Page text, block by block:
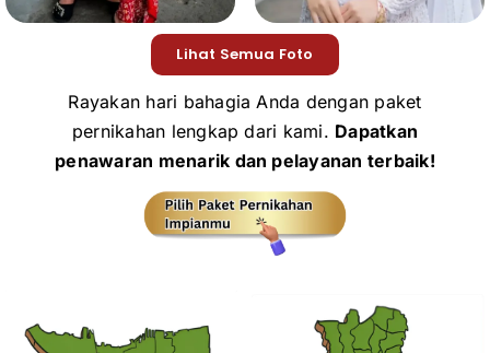
Lihat Semua Foto
Rayakan hari bahagia Anda dengan paket
pernikahan lengkap dari kami. Dapatkan
penawaran menarik dan pelayanan terbaik!